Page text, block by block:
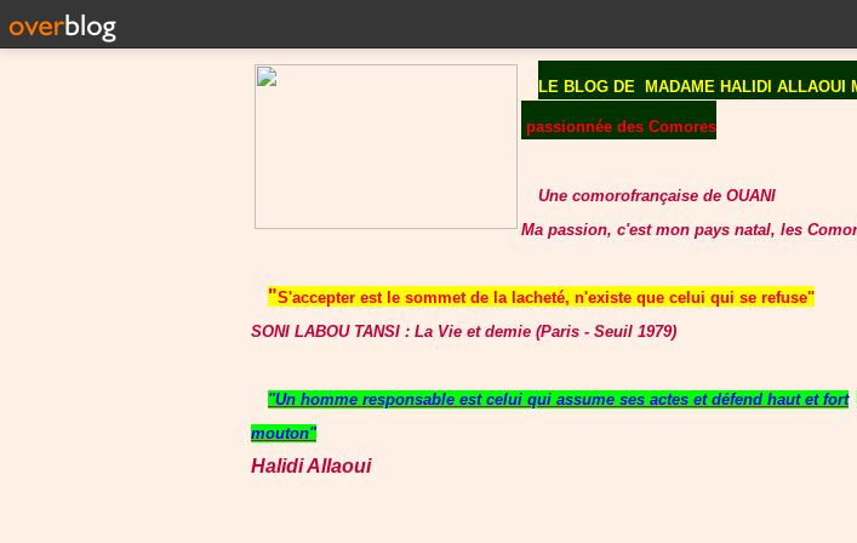
LE BLOG DE MADAME HALIDI ALLAOUI
passionnée des Comores
Une comorofrançaise de OUANI
Ma passion, c'est mon pays natal, les
"S'accepter est le sommet de la lacheté, n'existe que celui qui se refuse"
SONI LABOU TANSI : La Vie et demie (Paris - Seuil 1979)
"Un homme responsable est celui qui assume ses actes et défend haut et fort
mouton"
Halidi Allaoui